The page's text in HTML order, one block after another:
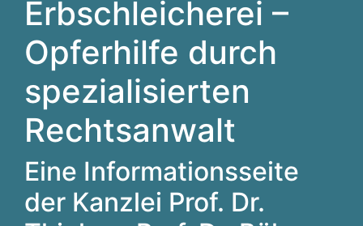
Erbschleicherei –
Opferhilfe durch
spezialisierten
Rechtsanwalt
Eine Informationsseite
der Kanzlei Prof. Dr.